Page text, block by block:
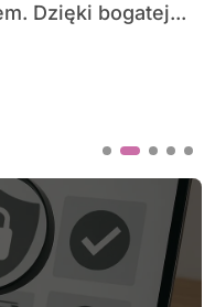
Dzięki bogatej...